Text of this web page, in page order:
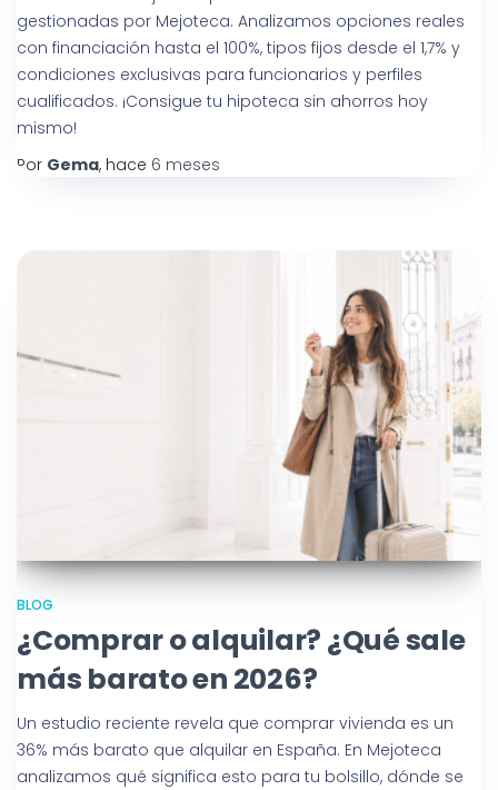
gestionadas por Mejoteca. Analizamos opciones reales
con financiación hasta el 100%, tipos fijos desde el 1,7% y
condiciones exclusivas para funcionarios y perfiles
cualificados. ¡Consigue tu hipoteca sin ahorros hoy
mismo!
Por Gema, hace 6 meses
BLOG
¿Comprar o alquilar? ¿Qué sale
más barato en 2026?
Un estudio reciente revela que comprar vivienda es un
36% más barato que alquilar en España. En Mejoteca
analizamos qué significa esto para tu bolsillo, dónde se